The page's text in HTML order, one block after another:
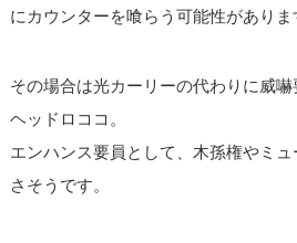
にカウンターを喰らう可能性がありま
その場合は光カーリーの代わりに威
ヘッドロココ。
エンハンス要員として、木孫権やミ
さそうです。